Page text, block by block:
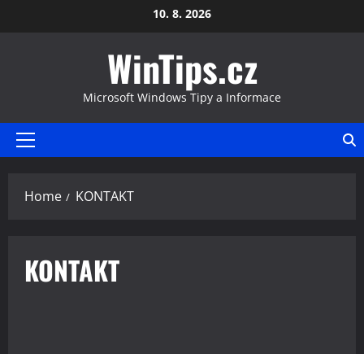
to
10. 8. 2026
WinTips.cz
Microsoft Windows Tipy a Informace
Primary
Home KONTAKT
KONTAKT